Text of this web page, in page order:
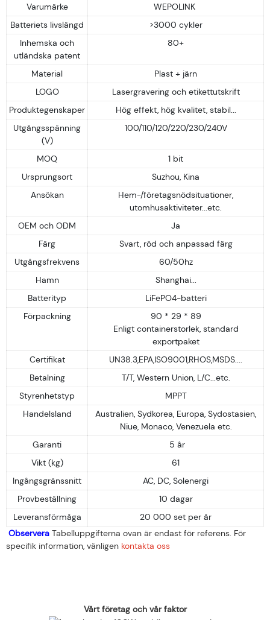
Varumärke
WEPOLINK
Batteriets livslängd
>3000 cykler
Inhemska och
utländska patent
80+
Material
Plast + järn
LOGO
Lasergravering och etikettutskrift
Produktegenskaper
Hög effekt, hög kvalitet, stabil...
Utgångsspänning
(V)
100/110/120/220/230/240V
MOQ
1 bit
Ursprungsort
Suzhou, Kina
Ansökan
Hem-/företagsnödsituationer,
utomhusaktiviteter...etc.
OEM och ODM
Ja
Färg
Svart, röd och anpassad färg
Utgångsfrekvens
60/50hz
Hamn
Shanghai...
Batterityp
LiFePO4-batteri
Förpackning
90 * 29 * 89
Enligt containerstorlek, standard
exportpaket
Certifikat
UN38.3,EPA,ISO9001,RHOS,MSDS....
Betalning
T/T, Western Union, L/C...etc.
Styrenhetstyp
MPPT
Handelsland
Australien, Sydkorea, Europa, Sydostasien,
Niue, Monaco, Venezuela etc.
Garanti
5 år
Vikt (kg)
61
Ingångsgränssnitt
AC, DC, Solenergi
Provbeställning
10 dagar
Leveransförmåga
20 000 set per år
Observera Tabelluppgifterna ovan är endast för referens. För
specifik information, vänligen kontakta oss
Vårt företag och vår faktor